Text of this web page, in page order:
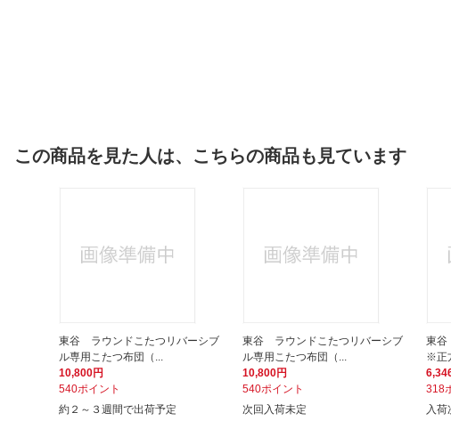
この商品を見た人は、こちらの商品も見ています
東谷 ラウンドこたつリバーシブ
ル専用こたつ布団（...
10,800円
540ポイント
約２～３週間で出荷予定
東谷 ラウンドこたつリバーシブ
ル専用こたつ布団（...
10,800円
540ポイント
次回入荷未定
東谷
※正
318
入荷